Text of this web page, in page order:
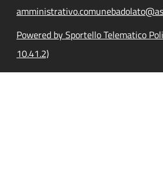
Powered by Sportello Telematico
10.41.2)